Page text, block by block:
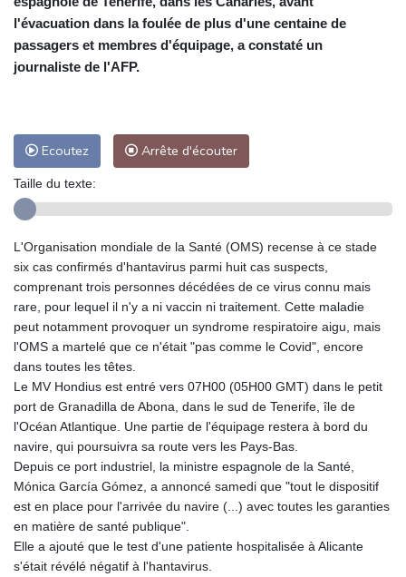
l'évacuation dans la foulée de plus d'une centaine de
passagers et membres d'équipage, a constaté un
journaliste de l'AFP.
Ecoutez Arrête d'écouter
Taille du texte:
L'Organisation mondiale de la Santé (OMS) recense à ce stade
six cas confirmés d'hantavirus parmi huit cas suspects,
comprenant trois personnes décédées de ce virus connu mais
rare, pour lequel il n'y a ni vaccin ni traitement. Cette maladie
peut notamment provoquer un syndrome respiratoire aigu, mais
l'OMS a martelé que ce n'était "pas comme le Covid", encore
dans toutes les têtes.
Le MV Hondius est entré vers 07H00 (05H00 GMT) dans le petit
port de Granadilla de Abona, dans le sud de Tenerife, île de
l'Océan Atlantique. Une partie de l'équipage restera à bord du
navire, qui poursuivra sa route vers les Pays-Bas.
Depuis ce port industriel, la ministre espagnole de la Santé,
Mónica García Gómez, a annoncé samedi que "tout le dispositif
est en place pour l'arrivée du navire (...) avec toutes les garanties
en matière de santé publique".
Elle a ajouté que le test d'une patiente hospitalisée à Alicante
s'était révélé négatif à l'hantavirus.